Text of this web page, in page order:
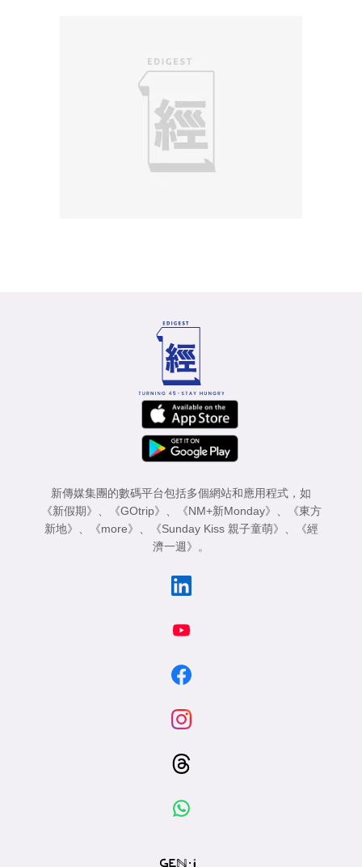
新傳媒集團的數碼平台包括多個網站和應用程式，如
《新假期》
《GOtrip》 《NM+新Monday》
《東方
新地》
《more》 《Sunday Kiss 親子童萌》
《經
濟一週》
。